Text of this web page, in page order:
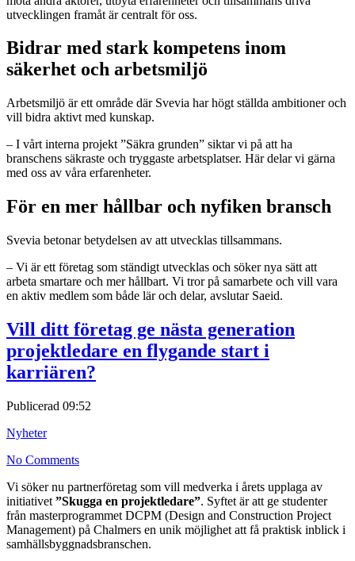
utvecklingen framåt är centralt för oss.
Bidrar med stark kompetens inom
säkerhet och arbetsmiljö
Arbetsmiljö är ett område där Svevia har högt ställda ambitioner och
vill bidra aktivt med kunskap.
– I vårt interna projekt ”Säkra grunden” siktar vi på att ha
branschens säkraste och tryggaste arbetsplatser. Här delar vi gärna
med oss av våra erfarenheter.
För en mer hållbar och nyfiken bransch
Svevia betonar betydelsen av att utvecklas tillsammans.
– Vi är ett företag som ständigt utvecklas och söker nya sätt att
arbeta smartare och mer hållbart. Vi tror på samarbete och vill vara
en aktiv medlem som både lär och delar, avslutar Saeid.
Vill ditt företag ge nästa generation
projektledare en flygande start i
karriären?
Publicerad 09:52
Nyheter
No Comments
Vi söker nu partnerföretag som vill medverka i årets upplaga av
initiativet ”Skugga en projektledare”. Syftet är att ge studenter
från masterprogrammet DCPM (Design and Construction Project
Management) på Chalmers en unik möjlighet att få praktisk inblick i
samhällsbyggnadsbranschen.